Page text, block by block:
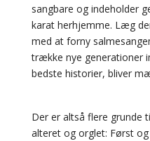
sangbare og indeholder
karat herhjemme. Læg
med at forny
trække nye generationer
bedste historier, bliver
Der er altså flere grunde
alteret og orglet: Først